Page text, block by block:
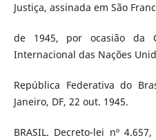
Justiça, assinada em São
de 1945, por ocasião da
Internacional das Nações
República Federativa do
Janeiro, DF, 22 out. 1945.
BRASIL. Decreto-lei nº